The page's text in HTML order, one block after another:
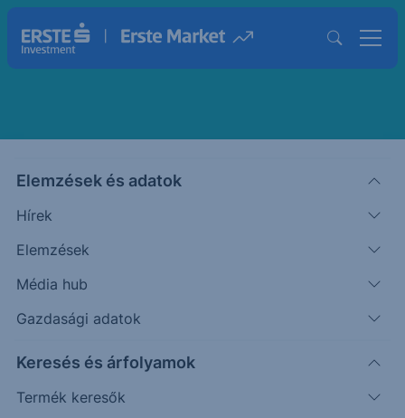
Elemzések és adatok
Hírek
Elemzések
Média hub
Gazdasági adatok
Keresés és árfolyamok
Termék keresők
Kummer Márk
Üzletkötő - USA specialista